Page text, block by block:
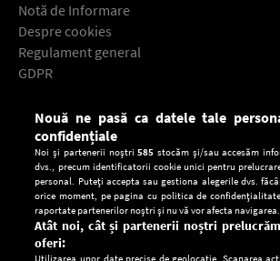
Notă de Informare
Despre cookies
Regulament general
GDPR
Descarcă gratuit aplicaţia Europa FM
Nouă ne pasă ca datele tale
confidențiale
Noi și partenerii noștri585 stocăm și/sau accesăm
dvs., precum identificatorii cookie unici pentru
personal. Puteți accepta sau gestiona alegerile dvs.
orice moment, pe pagina cu politica de
raportate partenerilor noștri și nu vă vor afecta navigarea.
Atât noi, cât și partenerii noștri
oferi:
Utilizarea unor date precise de geolocație. Scanarea